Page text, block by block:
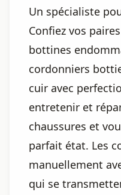
Un spécialiste
Confiez vos
bottines
cordonniers
cuir avec
entretenir et
chaussures et
parfait état. Les
manuellement
qui se